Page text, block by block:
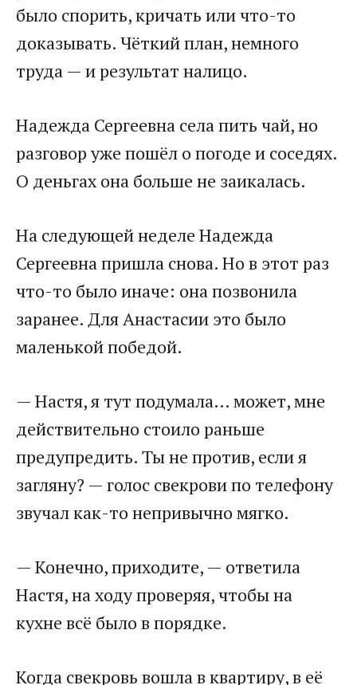
было спорить, кричать или что-то
доказывать. Чёткий план, немного
труда — и результат налицо.
Надежда Сергеевна села пить чай, но
разговор уже пошёл о погоде и соседях.
О деньгах она больше не заикалась.
На следующей неделе Надежда
Сергеевна пришла снова. Но в этот раз
что-то было иначе: она позвонила
заранее. Для Анастасии это было
маленькой победой.
— Настя, я тут подумала… может, мне
действительно стоило раньше
предупредить. Ты не против, если я
загляну? — голос свекрови по телефону
звучал как-то непривычно мягко.
— Конечно, приходите, — ответила
Настя, на ходу проверяя, чтобы на
кухне всё было в порядке.
Когда свекровь вошла в квартиру, в её